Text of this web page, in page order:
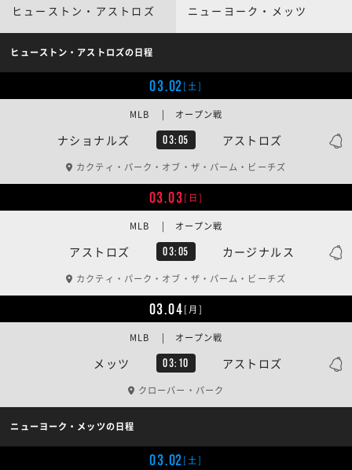
ヒューストン・アストロズ ニューヨーク・メッツ
ヒューストン・アストロズの日程
03.02[土]
ナショナルズ 03:05 アストロズ
MLB | オープン戦
カクティ・パーク・オブ・ザ・パーム・ビーチズ
03.03[日]
アストロズ 03:05 カージナルス
MLB | オープン戦
カクティ・パーク・オブ・ザ・パーム・ビーチズ
03.04[月]
メッツ 03:10 アストロズ
MLB | オープン戦
クローバー・パーク
ニューヨーク・メッツの日程
03.02[土]